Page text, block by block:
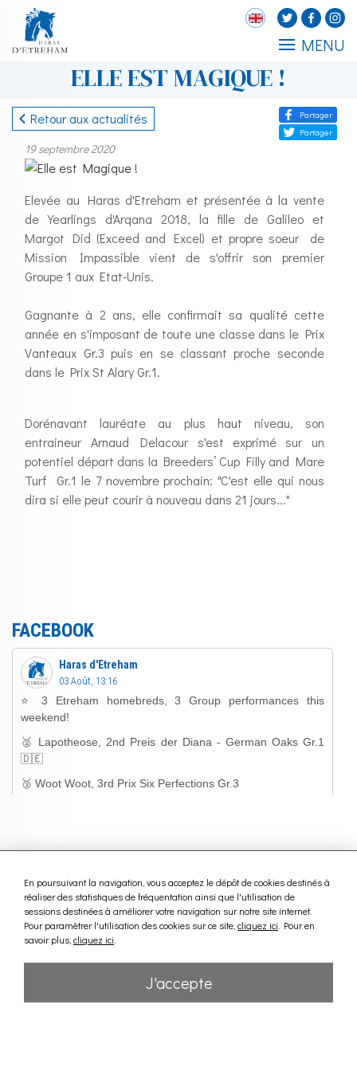
MENU
ELLE EST MAGIQUE !
Partager
Partager
Retour aux actualités
19 septembre 2020
Elevée au Haras d'Etreham et présentée à la vente
de Yearlings d'Arqana 2018, la fille de Galileo et
Margot Did (Exceed and Excel) et propre soeur de
Mission Impassible vient de s'offrir son premier
Groupe 1 aux Etat-Unis.
Gagnante à 2 ans, elle confirmait sa qualité cette
année en s'imposant de toute une classe dans le Prix
Vanteaux Gr.3 puis en se classant proche seconde
dans le Prix St Alary Gr.1.
Dorénavant lauréate au plus haut niveau, son
entraineur Arnaud Delacour s'est exprimé sur un
potentiel départ dans la Breeders’ Cup Filly and Mare
Turf Gr.1 le 7 novembre prochain: "C'est elle qui nous
dira si elle peut courir à nouveau dans 21 jours..."
FACEBOOK
En poursuivant la navigation, vous acceptez le dépôt de cookies destinés à
réaliser des statistiques de fréquentation ainsi que l'utilisation de
sessions destinées à améliorer votre navigation sur notre site internet.
Pour paramètrer l'utilisation des cookies sur ce site, cliquez ici . Pour en
savoir plus, cliquez ici
J'accepte